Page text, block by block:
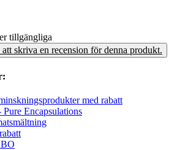
tillgängliga
skriva en recension för denna produkt.
med rabatt
Encapsulations